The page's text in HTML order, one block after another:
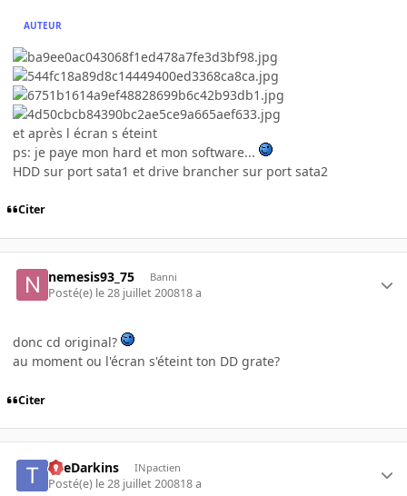
AUTEUR
et après l écran s éteint
ps: je paye mon hard et mon software...
HDD sur port sata1 et drive brancher sur port sata2
Citer
nemesis93_75 Banni
Posté(e) le 28 juillet 200818 a
donc cd original?
au moment ou l'écran s'éteint ton DD grate?
Citer
TheDarkins INpactien
Posté(e) le 28 juillet 200818 a